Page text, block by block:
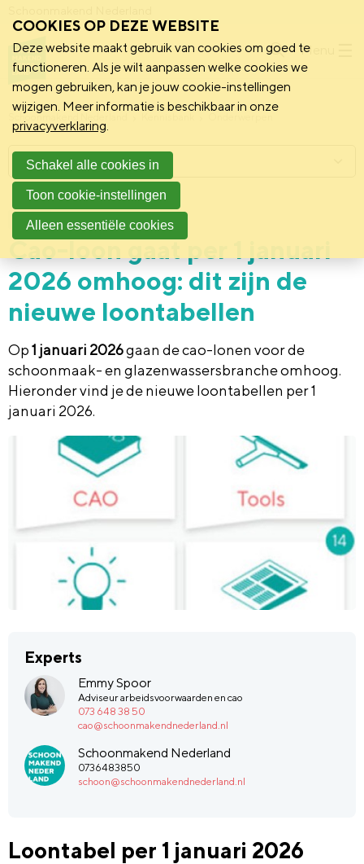
Menu
Schoonmakend Nederland
Praktijk 3 november 2025
Cao-loon gaat per 1 januari
2026 omhoog: dit zijn de
nieuwe loontabellen
Op1 januari 2026gaan de cao-lonen voor de
schoonmaak- en glazenwassersbranche omhoog.
Hieronder vind je de nieuwe loontabellen per 1
januari 2026.
Experts
Emmy Spoor
Adviseur arbeidsvoorwaarden en cao
073 648 38 50
cao@schoonmakendnederland.nl
Schoonmakend Nederland
0736483850
schoon@schoonmakendnederland.nl
Loontabel per 1 januari 2026
Menu
COOKIES OP DEZE WEBSITE
Deze website maakt gebruik van cookies om goed te
functioneren. Als je wilt aanpassen welke cookies we
mogen gebruiken, kan je jouw cookie-instellingen
wijzigen. Meer informatie is beschikbaar in onze
privacyverklaring.
Schakel alle cookies in
Toon cookie-instellingen
Alleen essentiële cookies